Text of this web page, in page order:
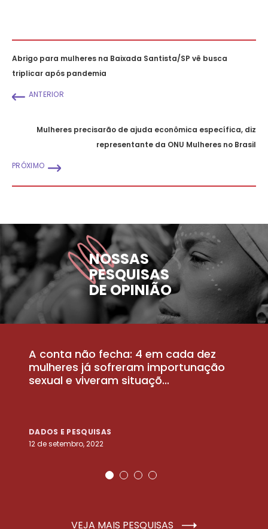
Abrigo para mulheres na Baixada Santista/SP vê busca
triplicar após pandemia
ANTERIOR
Mulheres precisarão de ajuda econômica específica, diz
representante da ONU Mulheres no Brasil
PRÓXIMO
NOSSAS
PESQUISAS
DE OPINIÃO
A conta não fecha: 4 em cada dez
mulheres já sofreram importunação
sexual e viveram situaçõ...
DADOS E PESQUISAS
12 de setembro, 2022
VEJA MAIS PESQUISAS